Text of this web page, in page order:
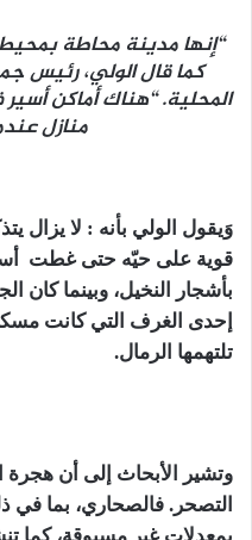
“إنها مدينة محاطة
كما قال الولي، رئيس
المحلية. “هناك أماكن
منازل
وَيقول الولي بأنه : لا يزال
قوية على حيّه حتى غطت
بأشجار النخيل، وبينما
إحدى الغرف التي كانت
تلتهمها الرمال.
وتشير الأبحاث إلى أن هجرة
التصحر. فالصحاري، بما في
بمعدلات غير مسبوقة، كما